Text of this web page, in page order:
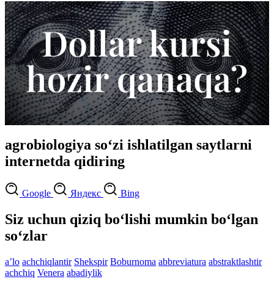
agrobiologiya so‘zi ishlatilgan saytlarni
internetda qidiring
Google Яндекс Bing
Siz uchun qiziq bo‘lishi mumkin bo‘lgan
so‘zlar
aʼlo achchiqlantir Shekspir Boburnoma abbreviatura abstraktlashtir
achchiq Venera abadiylik